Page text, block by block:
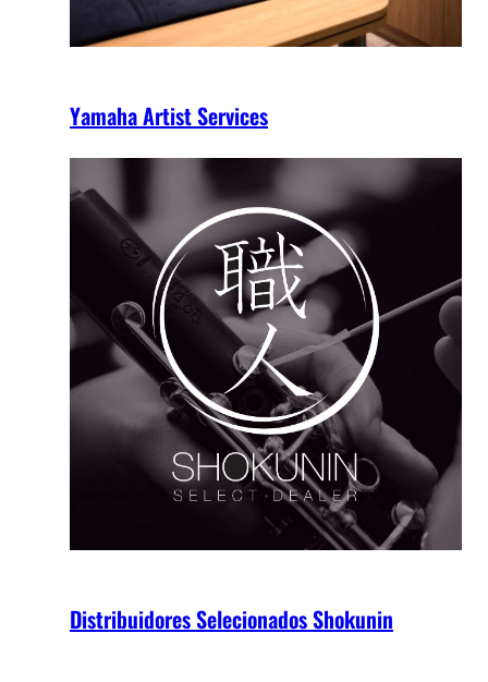
Yamaha Artist Services
Distribuidores Selecionados Shokunin